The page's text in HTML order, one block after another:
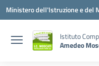
Vai ai contenuti
Vai al menu di navigazione
Vai al footer
Ministero dell'Istruzione e del
Istituto
Amedeo